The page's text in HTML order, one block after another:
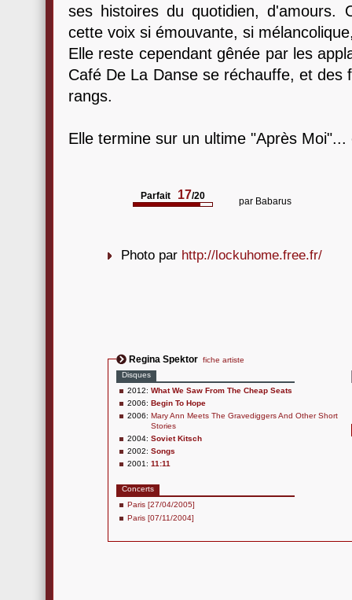
ses histoires du quotidien, d'amours.
cette voix si émouvante, si
Elle reste cependant gênée par les
Café De La Danse se réchauffe, et des
rangs.
Elle termine sur un ultime "Après
Parfait 17/20 par Babarus
Photo par http://lockuhome.free.fr/
Regina Spektor fiche artiste
Disques
2012: What We Saw From The Cheap Seats
2006: Begin To Hope
2006: Mary Ann Meets The Gravediggers And Other Short
Stories
2004: Soviet Kitsch
2002: Songs
2001: 11:11
Concerts
Paris [27/04/2005]
Paris [07/11/2004]